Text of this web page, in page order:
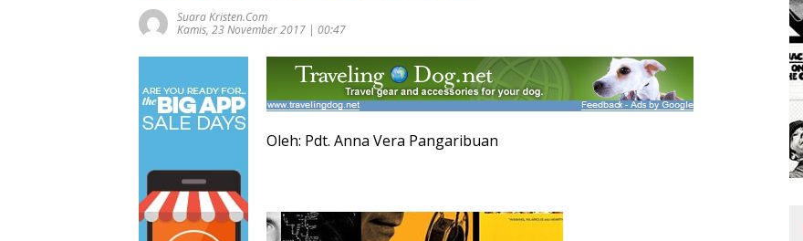
Suara Kristen.com
Kamis, 23 November 2017 | 00:47
Oleh: Pdt. Anna Vera Pangaribuan